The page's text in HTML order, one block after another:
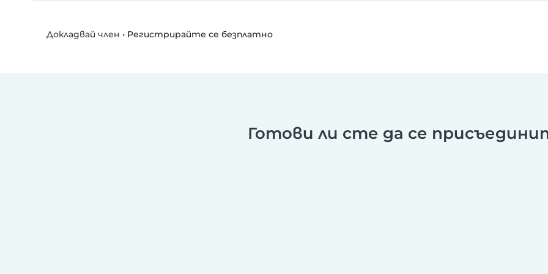
Докладвай член • Регистрирайте се безплатно
Готови ли сте да се